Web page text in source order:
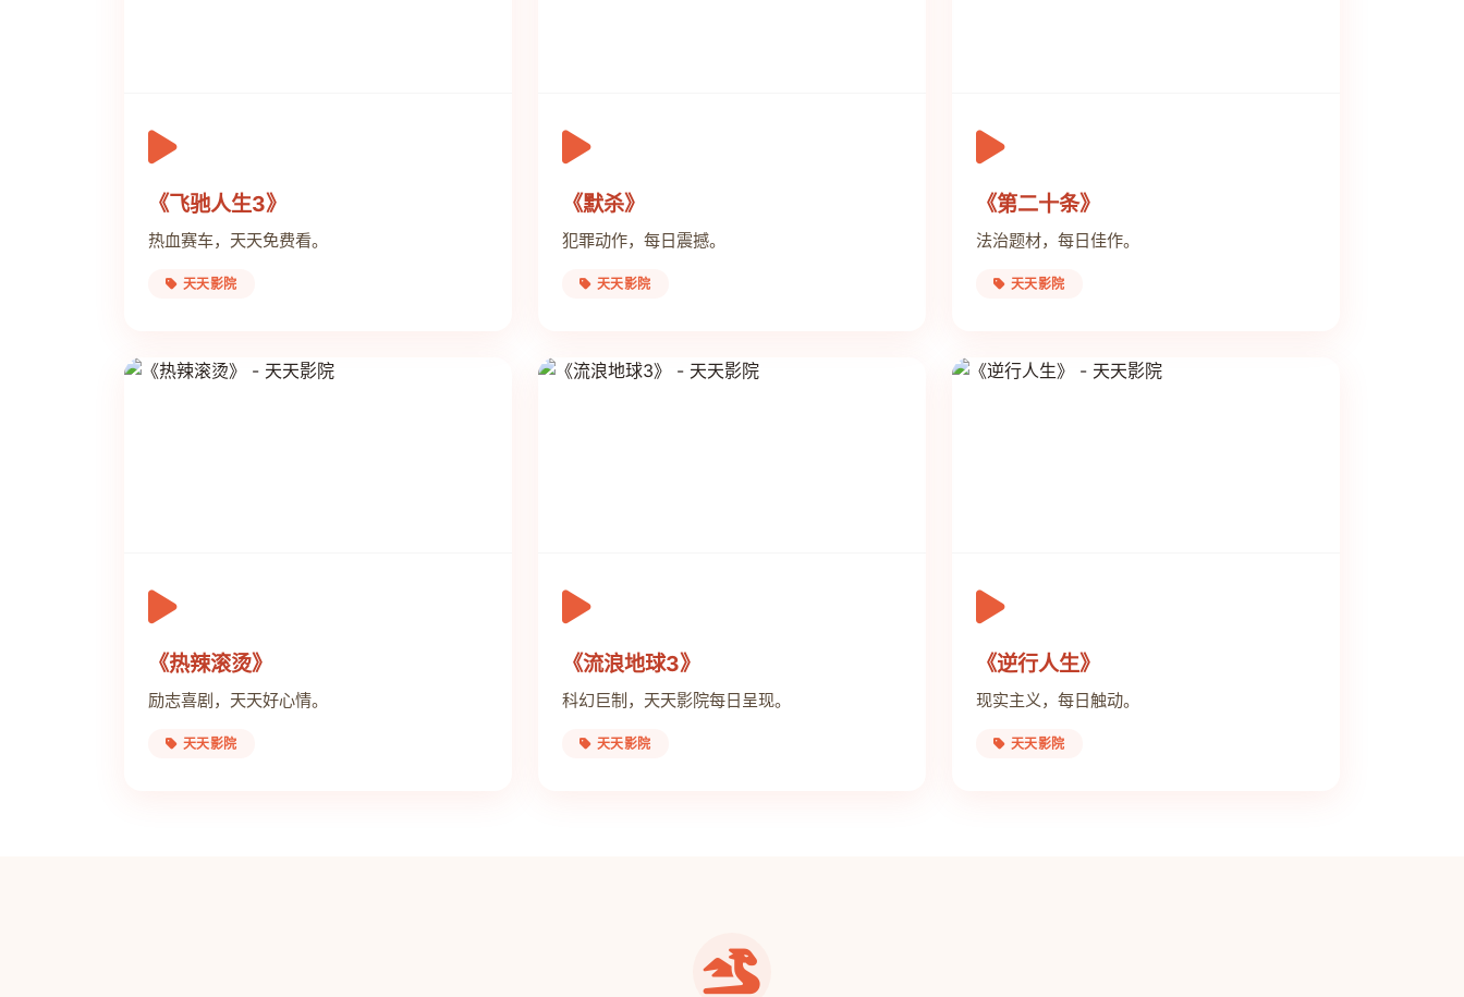
《飞驰人生3》
热血赛车，天天免费看。
天天影院
《默杀》
犯罪动作，每日震撼。
天天影院
《第二十条》
法治题材，每日佳作。
天天影院
《热辣滚烫》
励志喜剧，天天好心情。
天天影院
《流浪地球3》
科幻巨制，天天影院每日呈现。
天天影院
《逆行人生》
现实主义，每日触动。
天天影院